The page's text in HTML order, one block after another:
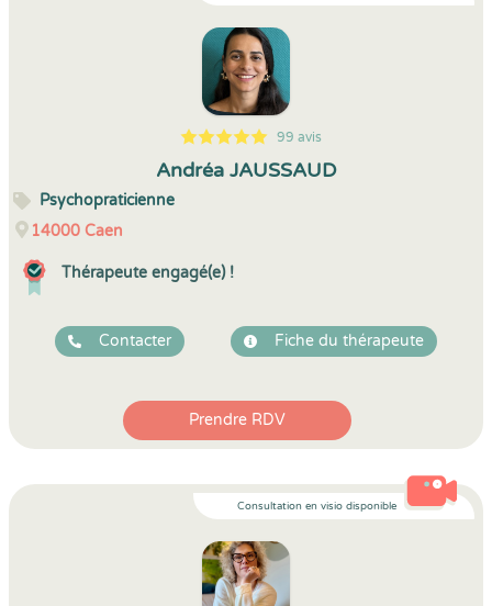
5
1
5
99 99 avis
Andréa JAUSSAUD
Psychopraticienne
14000 Caen
Thérapeute engagé(e) !
Contacter Fiche du thérapeute
Prendre RDV
Consultation en visio disponible